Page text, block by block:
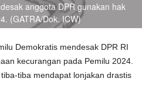
anggota DPR gunakan hak
(GATRA/Dok. ICW)
Demokratis mendesak DPR RI
kecurangan pada Pemilu 2024.
tiba mendapat lonjakan drastis